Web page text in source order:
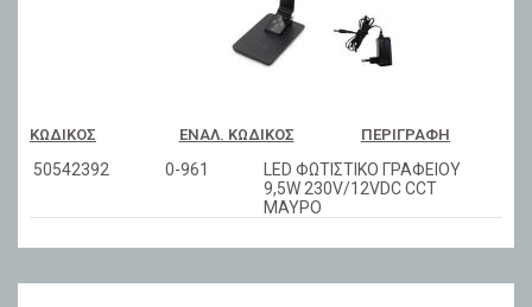
ΚΩΔΙΚΌΣ ΕΝΑΛ. ΚΩΔΙΚΌΣ ΠΕΡΙΓΡΑΦΉ
50542392 0-961
LED ΦΩΤΙΣΤΙΚΟ ΓΡΑΦΕΙΟΥ
9,5W 230V/12VDC CCT
ΜΑΥΡΟ